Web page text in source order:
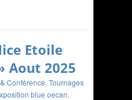
Etoile
Aout 2025
Conférence, Tournages
blue oecan,